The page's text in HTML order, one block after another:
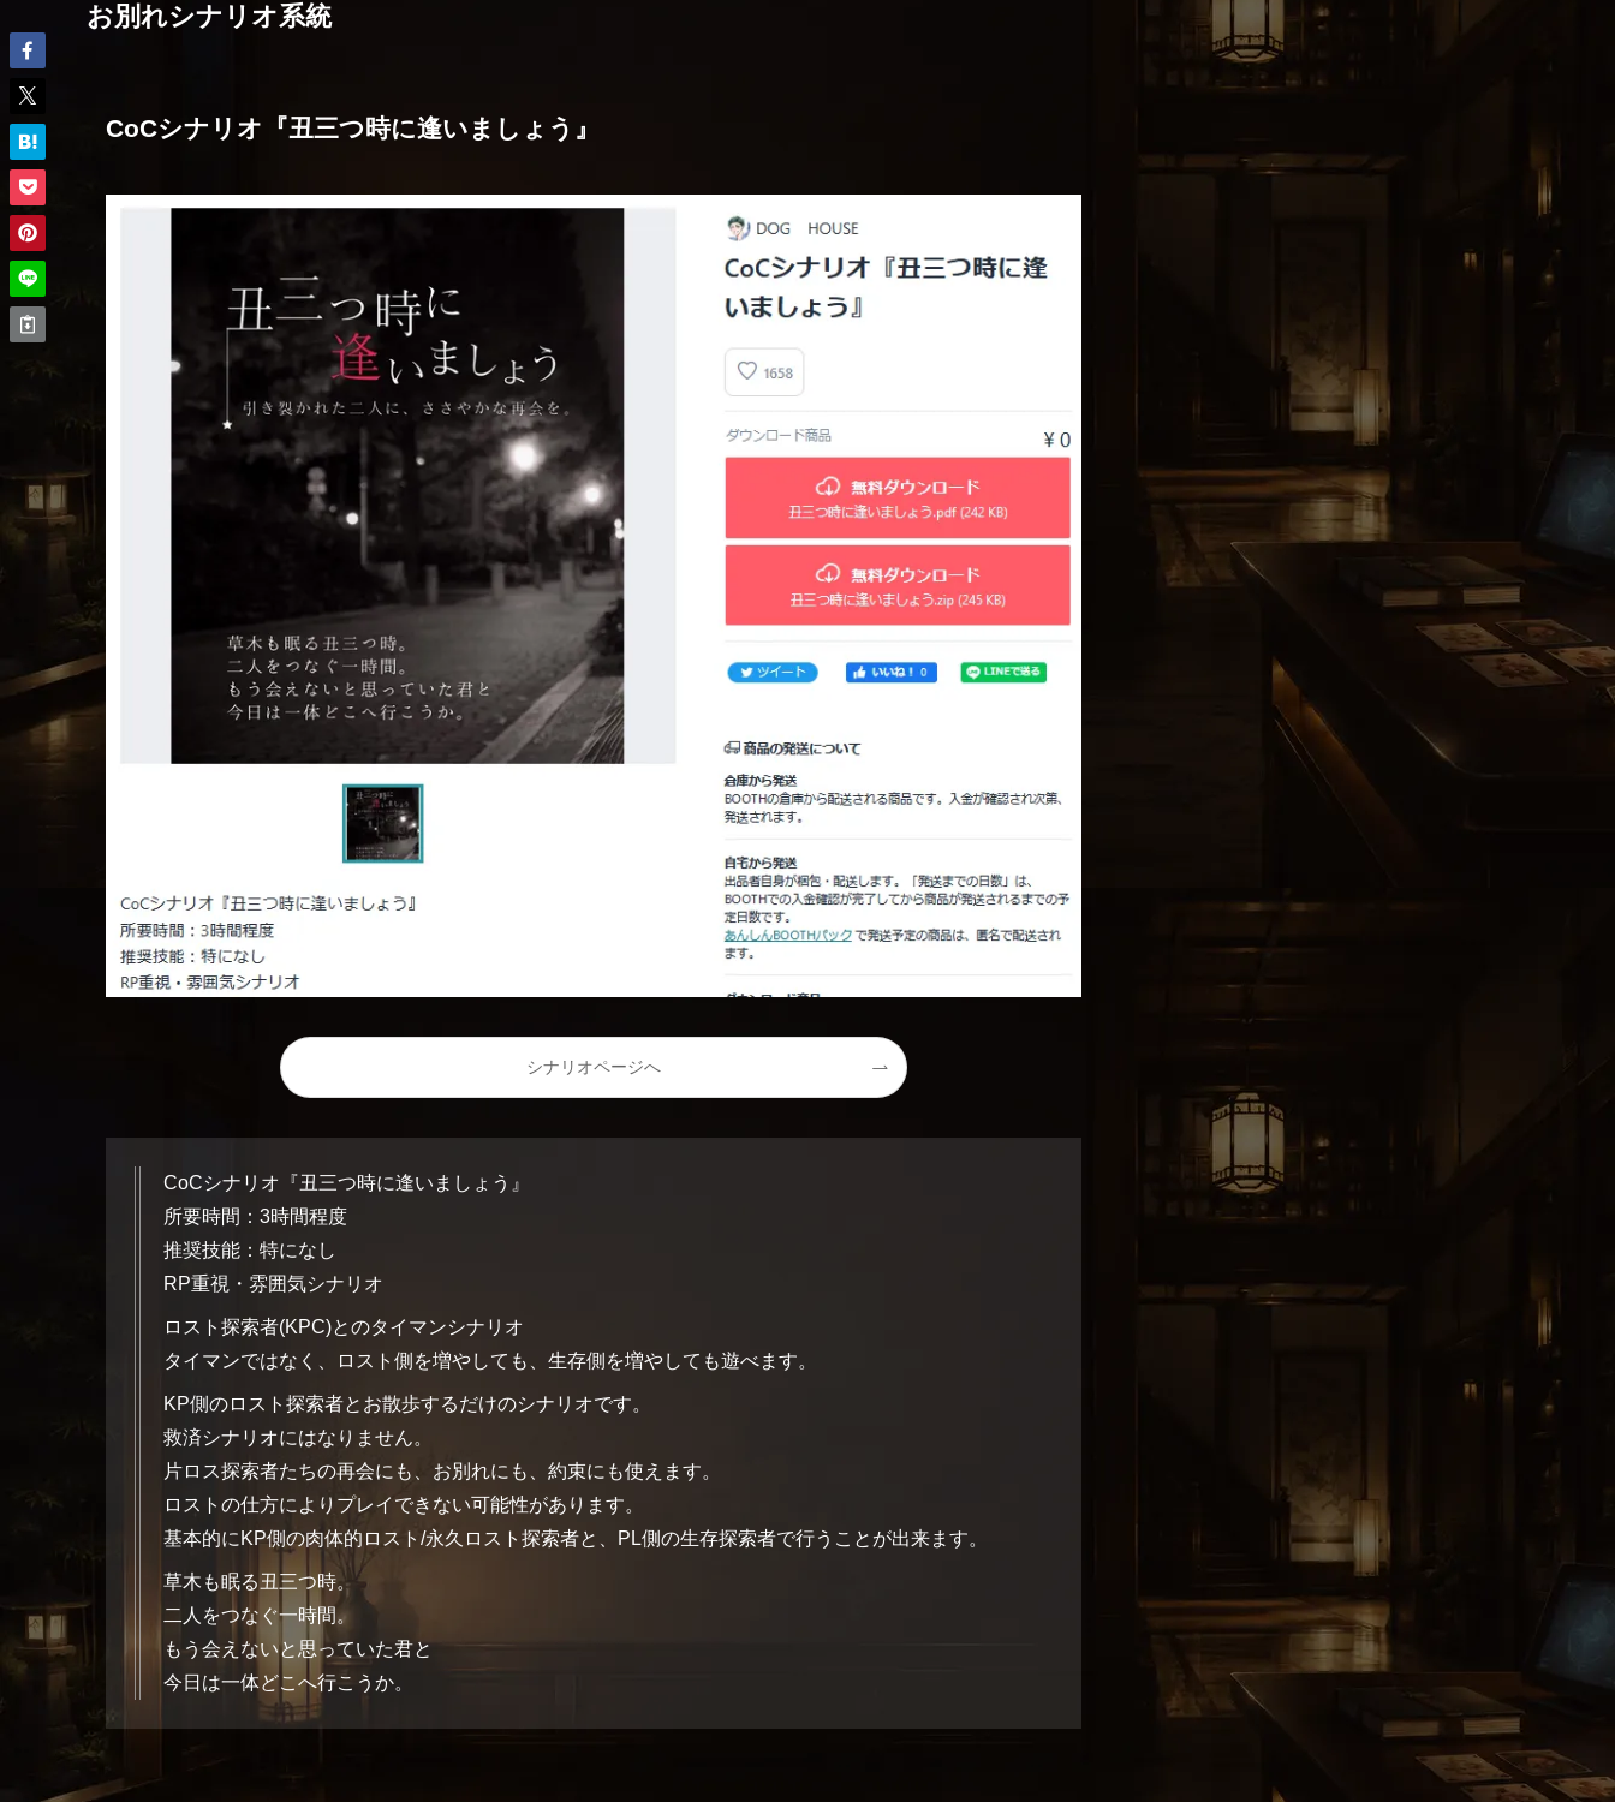
お別れシナリオ系統
CoCシナリオ『丑三つ時に逢いましょう』
シナリオページへ
CoCシナリオ『丑三つ時に逢いましょう』
所要時間：3時間程度
推奨技能：特になし
RP重視・雰囲気シナリオ
ロスト探索者(KPC)とのタイマンシナリオ
タイマンではなく、ロスト側を増やしても、生存側を増やしても遊べます。
KP側のロスト探索者とお散歩するだけのシナリオです。
救済シナリオにはなりません。
片ロス探索者たちの再会にも、お別れにも、約束にも使えます。
ロストの仕方によりプレイできない可能性があります。
基本的にKP側の肉体的ロスト/永久ロスト探索者と、PL側の生存探索者で行うことが出来ます。
草木も眠る丑三つ時。
二人をつなぐ一時間。
もう会えないと思っていた君と
今日は一体どこへ行こうか。